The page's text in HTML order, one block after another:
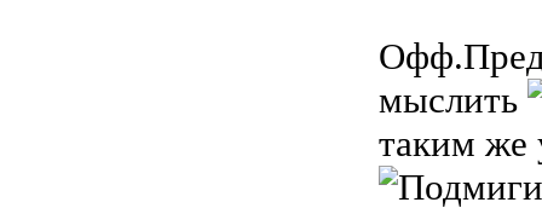
мыслить
таким же